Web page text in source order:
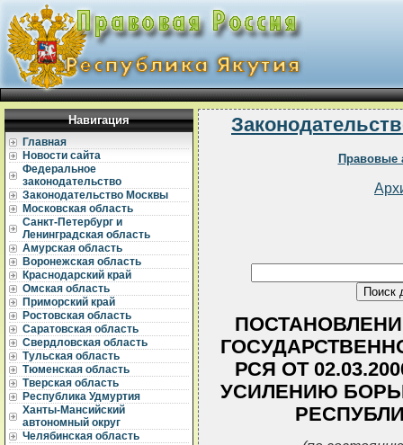
Навигация
Главная
Новости сайта
Федеральное
законодательство
Законодательство Москвы
Московская область
Санкт-Петербург и
Ленинградская область
Амурская область
Воронежская область
Краснодарский край
Омская область
Приморский край
Ростовская область
Саратовская область
Свердловская область
Тульская область
Тюменская область
Тверская область
Республика Удмуртия
Ханты-Мансийский
автономный округ
Челябинская область
Правовые
РСЯ ОТ
УСИЛЕНИЮ